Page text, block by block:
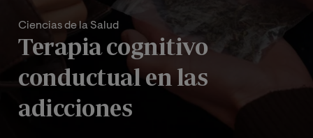
Ciencias de la Salud
Terapia cognitivo
conductual en las
adicciones